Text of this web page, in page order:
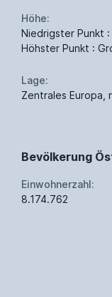
Höhe:
Niedrigster Punkt :
Höhster Punkt :
Lage:
Zentrales Europa,
Bevölkerung
Einwohnerzahl:
8.174.762